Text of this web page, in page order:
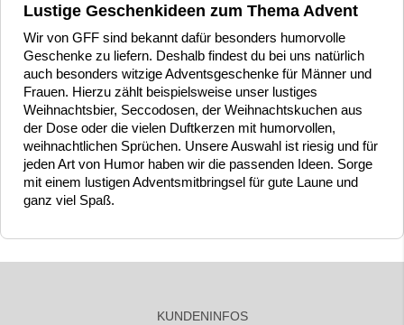
Lustige Geschenkideen zum Thema Advent
Wir von GFF sind bekannt dafür besonders humorvolle
Geschenke zu liefern. Deshalb findest du bei uns natürlich
auch besonders witzige Adventsgeschenke für Männer und
Frauen. Hierzu zählt beispielsweise unser lustiges
Weihnachtsbier, Seccodosen, der Weihnachtskuchen aus
der Dose oder die vielen Duftkerzen mit humorvollen,
weihnachtlichen Sprüchen. Unsere Auswahl ist riesig und für
jeden Art von Humor haben wir die passenden Ideen. Sorge
mit einem lustigen Adventsmitbringsel für gute Laune und
ganz viel Spaß.
KUNDENINFOS